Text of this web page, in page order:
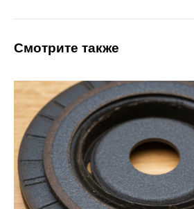
Смотрите также